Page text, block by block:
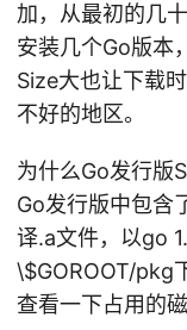
加，从最初的几
安装几个Go版本
Size大也让下载
不好的地区。
为什么Go发行版
Go发行版中包含
译.a文件，以go
\$GOROOT/pkg
查看一下占用的